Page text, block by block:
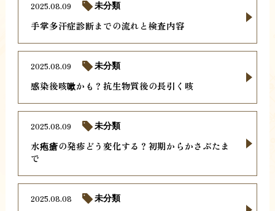
手掌多汗症診断までの流れと検査内容
2025.08.09 未分類
感染後咳嗽かも？抗生物質後の長引く咳
2025.08.09 未分類
水疱瘡の発疹どう変化する？初期からかさぶたま
で
2025.08.09 未分類
2025.08.08 未分類